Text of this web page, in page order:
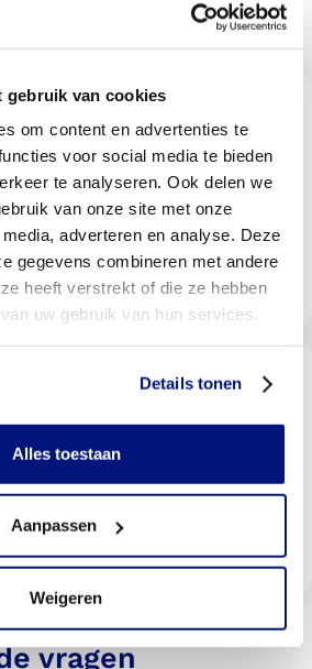
gebruik van cookies
om content en advertenties te
voor social media te bieden
te analyseren. Ook delen we
van onze site met onze
adverteren en analyse. Deze
gegevens combineren met andere
heeft verstrekt of die ze hebben
uw gebruik van hun services.
Details tonen
Alles toestaan
Aanpassen
Weigeren
Livit prothesen locatie
buurt
vindt u altijd een locatie bij
behandeling door uw
vergoed?
om te kijken of u vergoed
vragen